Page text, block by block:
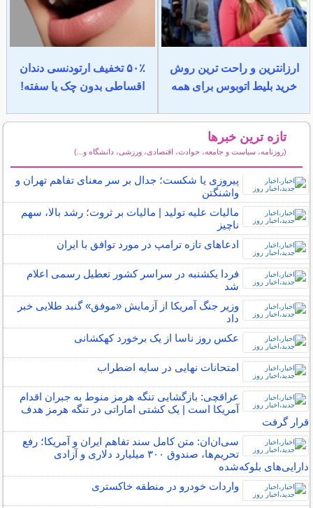
ارزانترین و راحت ترین روش
خرید بلیط اتوبوس برای همه
۵۰٪ تخفیف ارتودنسی دندان
اقساطی بدون چک یا سفته!
تازه ترین خبرها
(روزنامه، سیاست و جامعه، حوادث، اقتصادی، ورزشی، دانشگاه و...)
پیروزی یا شکست؛ جدال بر سر معنای تفاهم تهران و
واشنگتن
مالیات علیه تولید | مالیات بر ثروت؛ رشد بالا، سهم
ناچیز
ادعاهای تازه ترامپ در مورد توافق با ایران
فردا یکشنبه در سراسر کشور تعطیل رسمی اعلام
شد
وزیر جنگ آمریکا از آزمایش «موفق» گنبد طلایی خبر
داد
عکس روز ناسا از یک برخورد کهکشانی
امتحانات نهایی در سایه اضطراب
عراقچی: بازگشایی تنگه هرمز منوط به جبران اقدام
آمریکا است | یک کشتی اماراتی در تنگه هرمز هدف
قرار گرفت
سی‌ان‌ان: متن کامل سند تفاهم ایران و آمریکا؛ رفع
تحریم‌ها، صندوق ۳۰۰ میلیارد دلاری و آزادی
دارایی‌های بلوکه‌شده
واردات خودرو در منطقه خاکستری